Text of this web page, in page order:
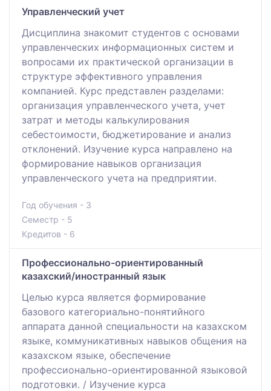
Управленческий учет
Дисциплина знакомит студентов с основами
управленческих информационных систем и
вопросами их практической организации в
структуре эффективного управления
компанией. Курс представлен разделами:
организация управленческого учета, учет
затрат и методы калькулирования
себестоимости, бюджетирование и анализ
отклонений. Изучение курса направлено на
формирование навыков организация
управленческого учета на предприятии.
Год обучения - 3
Семестр - 5
Кредитов - 6
Профессионально-ориентированный
казахский/иностранный язык
Целью курса является формирование
базового категориально-понятийного
аппарата данной специальности на казахском
языке, коммуникативных навыков общения на
казахском языке, обеспечение
профессионально-ориентированной языковой
подготовки. / Изучение курса